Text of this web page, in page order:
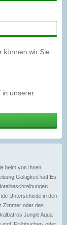
können wir Sie
in unserer
beim von Ihnen
Gültigkeit hat! Es
Unterschiede in den
Zimmer oder des
Jungle Aqua